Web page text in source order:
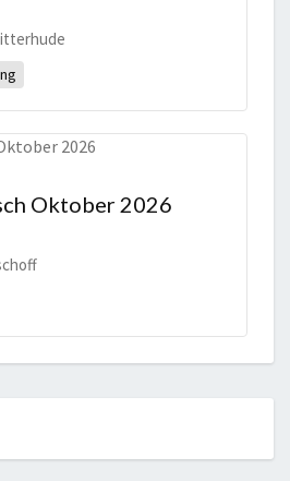
Oktober 2026